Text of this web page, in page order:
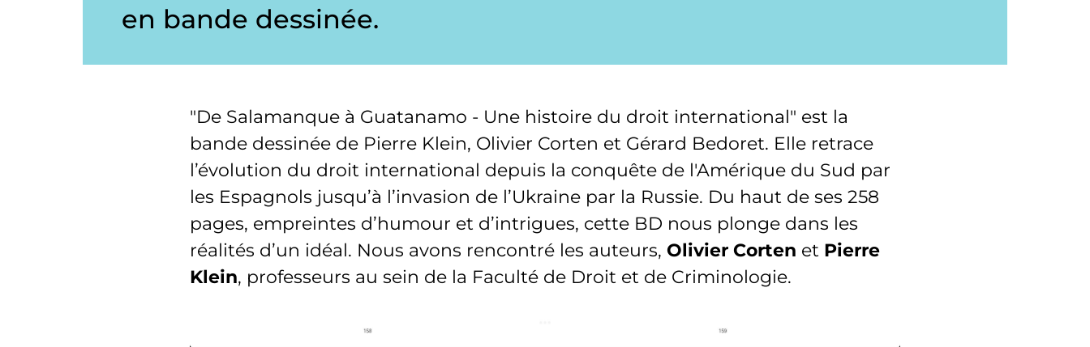
en bande dessinée.
"De Salamanque à Guatanamo - Une histoire du droit international" est la
bande dessinée de Pierre Klein, Olivier Corten et Gérard Bedoret. Elle retrace
l’évolution du droit international depuis la conquête de l'Amérique du Sud par
les Espagnols jusqu’à l’invasion de l’Ukraine par la Russie. Du haut de ses 258
pages, empreintes d’humour et d’intrigues, cette BD nous plonge dans les
réalités d’un idéal. Nous avons rencontré les auteurs, Olivier Corten et Pierre
Klein, professeurs au sein de la Faculté de Droit et de Criminologie.